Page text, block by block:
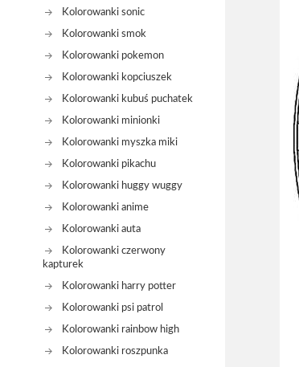
Kolorowanki sonic
Kolorowanki smok
Kolorowanki pokemon
Kolorowanki kopciuszek
Kolorowanki kubuś puchatek
Kolorowanki minionki
Kolorowanki myszka miki
Kolorowanki pikachu
Kolorowanki huggy wuggy
Kolorowanki anime
Kolorowanki auta
Kolorowanki czerwony
kapturek
Kolorowanki harry potter
Kolorowanki psi patrol
Kolorowanki rainbow high
Kolorowanki roszpunka